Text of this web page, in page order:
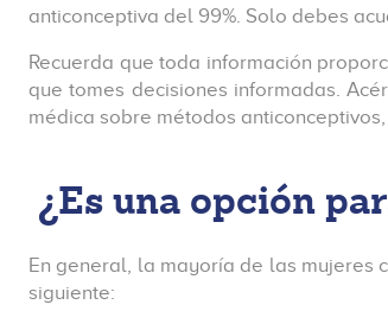
anticonceptiva del 99%. Solo debes
Recuerda que toda información
que tomes decisiones informadas.
médica sobre métodos
¿Es una opción
En general, la mayoría de las mujeres
siguiente: